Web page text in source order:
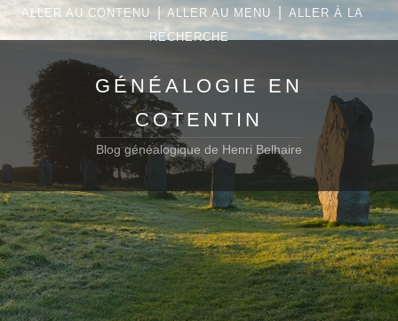
ALLER AU CONTENU ALLER AU MENU
ALLER À LA
RECHERCHE
GÉNÉALOGIE EN
COTENTIN
Blog généalogique de Henri Belhaire